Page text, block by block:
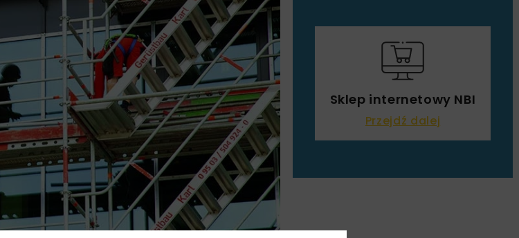
Sklep internetowy NBI
Przejdź dalej